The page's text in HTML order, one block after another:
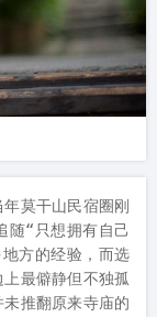
莫干山民宿圈刚
随“只想拥有自己
方的经验，而选
最僻静但不独孤
推翻原来寺庙的